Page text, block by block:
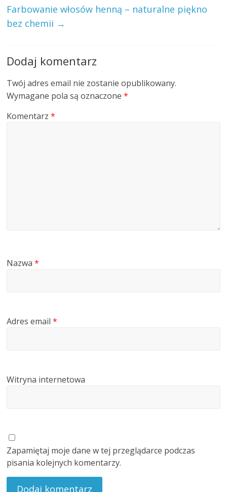
Farbowanie włosów henną – naturalne piękno
bez chemii →
Dodaj komentarz
Twój adres email nie zostanie opublikowany.
Wymagane pola są oznaczone*
Komentarz*
Nazwa*
Adres email*
Witryna internetowa
Zapamiętaj moje dane w tej przeglądarce podczas
pisania kolejnych komentarzy.